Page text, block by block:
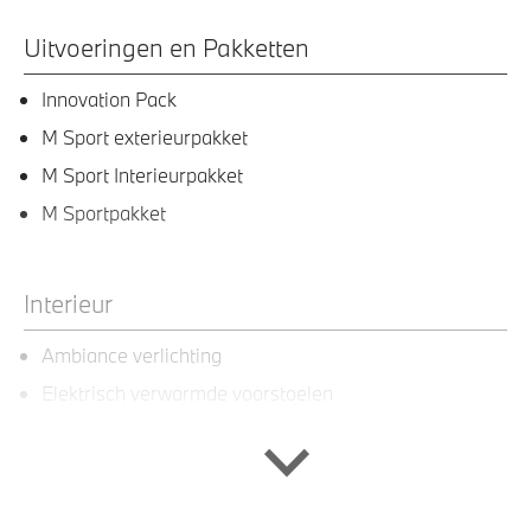
Uitvoeringen en Pakketten
Innovation Pack
M Sport exterieurpakket
M Sport Interieurpakket
M Sportpakket
Interieur
Ambiance verlichting
Elektrisch verwarmde voorstoelen
Scheidingsnet tussen bagageruimte en achterbank